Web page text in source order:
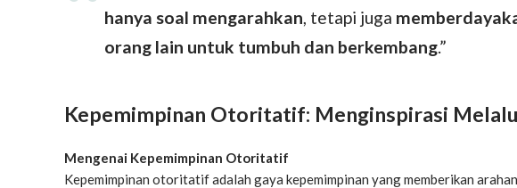
hanya soal mengarahkan, tetapi juga
orang lain untuk tumbuh dan berkembang.”
Kepemimpinan Otoritatif: Menginspirasi
Mengenai Kepemimpinan Otoritatif
Kepemimpinan otoritatif adalah gaya kepemimpinan yang memberikan